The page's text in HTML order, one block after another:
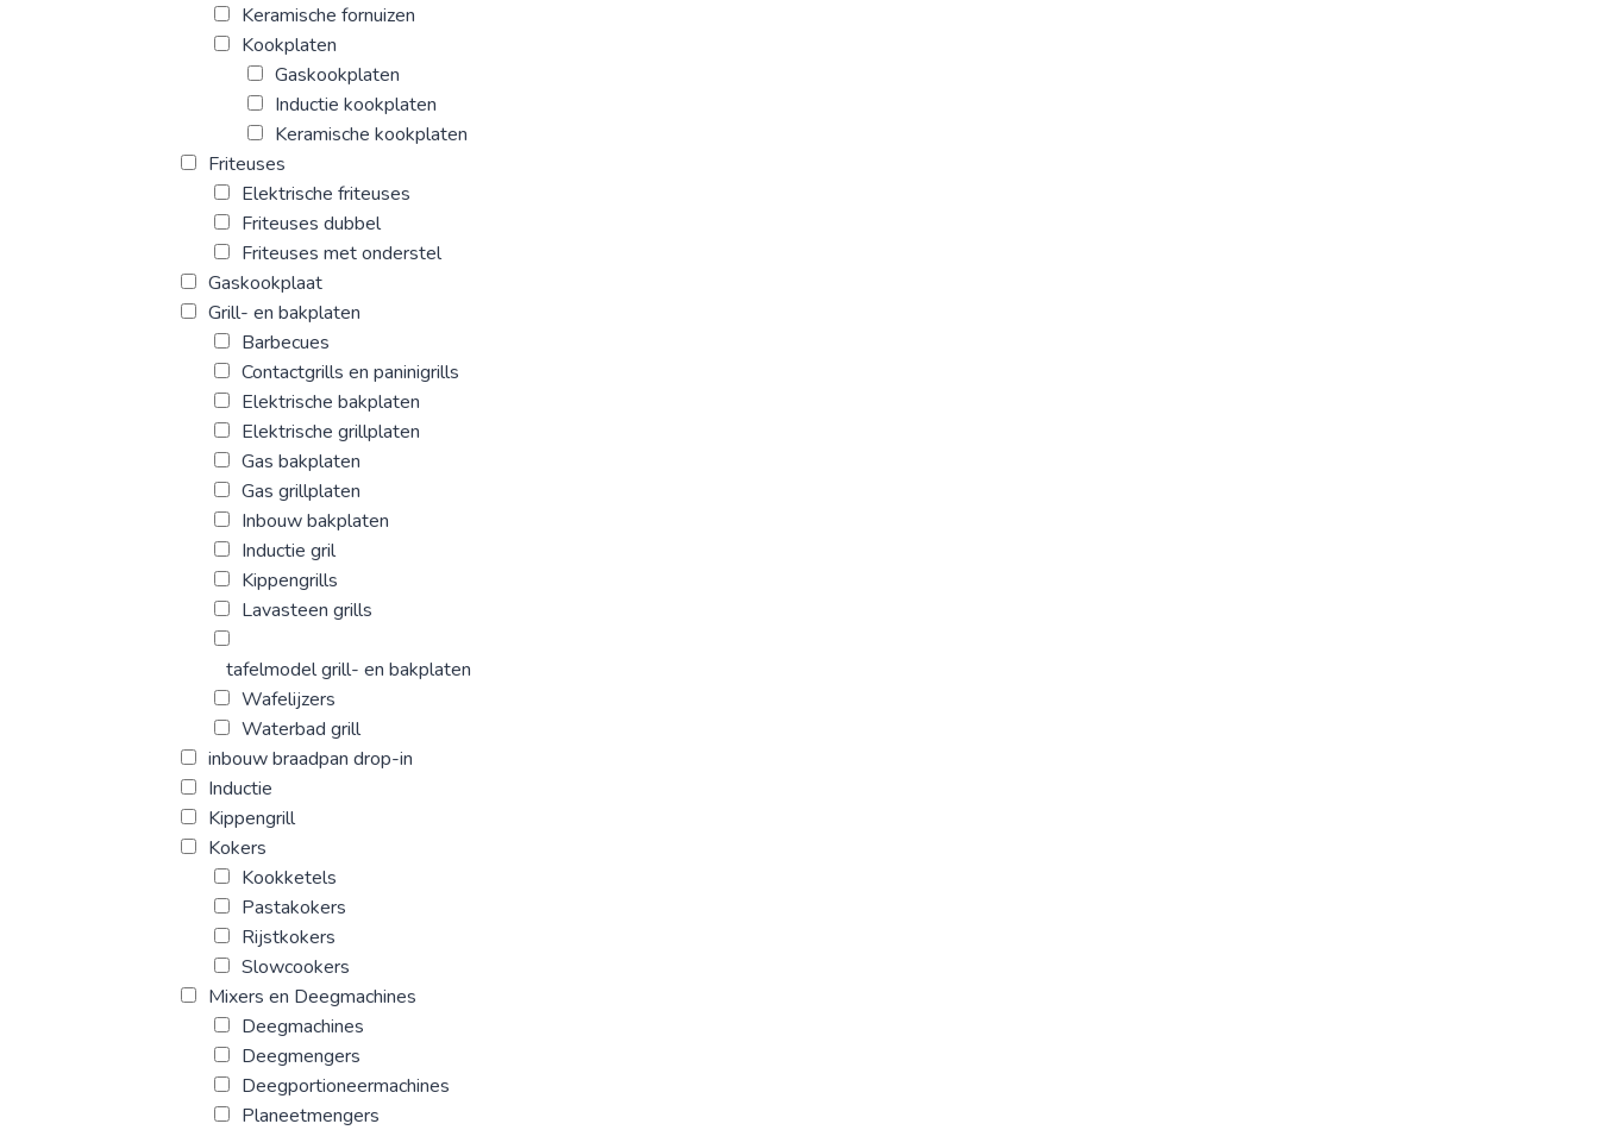
Keramische fornuizen
Kookplaten
Gaskookplaten
Inductie kookplaten
Keramische kookplaten
Friteuses
Elektrische friteuses
Friteuses dubbel
Friteuses met onderstel
Gaskookplaat
Grill- en bakplaten
Barbecues
Contactgrills en paninigrills
Elektrische bakplaten
Elektrische grillplaten
Gas bakplaten
Gas grillplaten
Inbouw bakplaten
Inductie gril
Kippengrills
Lavasteen grills
tafelmodel grill- en bakplaten
Wafelijzers
Waterbad grill
inbouw braadpan drop-in
Inductie
Kippengrill
Kokers
Kookketels
Pastakokers
Rijstkokers
Slowcookers
Mixers en Deegmachines
Deegmachines
Deegmengers
Deegportioneermachines
Planeetmengers